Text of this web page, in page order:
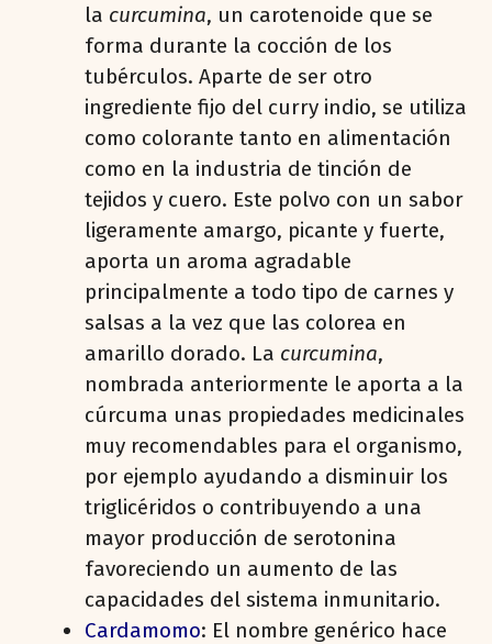
la curcumina, un carotenoide que se
forma durante la cocción de los
tubérculos. Aparte de ser otro
ingrediente fijo del curry indio, se utiliza
como colorante tanto en alimentación
como en la industria de tinción de
tejidos y cuero. Este polvo con un sabor
ligeramente amargo, picante y fuerte,
aporta un aroma agradable
principalmente a todo tipo de carnes y
salsas a la vez que las colorea en
amarillo dorado. La curcumina,
nombrada anteriormente le aporta a la
cúrcuma unas propiedades medicinales
muy recomendables para el organismo,
por ejemplo ayudando a disminuir los
triglicéridos o contribuyendo a una
mayor producción de serotonina
favoreciendo un aumento de las
capacidades del sistema inmunitario.
Cardamomo: El nombre genérico hace